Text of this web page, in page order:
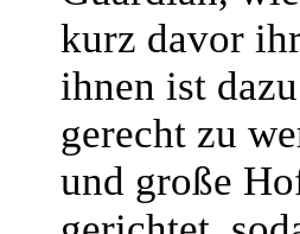
kurz davor
ihnen ist
gerecht zu
und große